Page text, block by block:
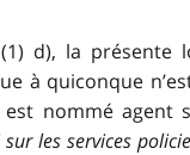
d), la présente
à quiconque
nommé agent
sur les services